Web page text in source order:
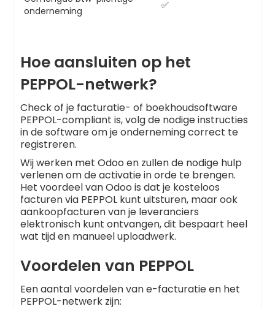
onderneming
✅
Hoe aansluiten op het
PEPPOL-netwerk?
Check of je facturatie- of boekhoudsoftware
PEPPOL-compliant is, volg de nodige instructies
in de software om je onderneming correct te
registreren.
Wij werken met Odoo en zullen de nodige hulp
verlenen om de activatie in orde te brengen.
Het voordeel van Odoo is dat je kosteloos
facturen via PEPPOL kunt uitsturen, maar ook
aankoopfacturen van je leveranciers
elektronisch kunt ontvangen, dit bespaart heel
wat tijd en manueel uploadwerk.
Voordelen van PEPPOL
Een aantal voordelen van e-facturatie en het
PEPPOL-netwerk zijn: